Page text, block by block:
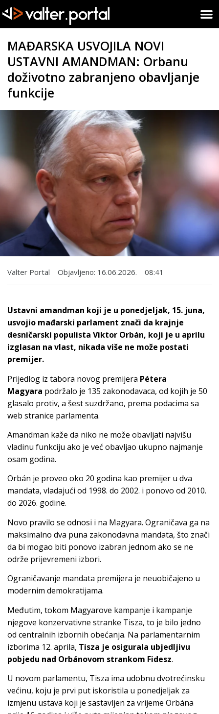
MAĐARSKA USVOJILA NOVI
USTAVNI AMANDMAN: Orbanu
doživotno zabranjeno obavljanje
funkcije
Valter Portal Objavljeno: 16.06.2026. 08:41
Ustavni amandman koji je u ponedjeljak, 15. juna,
usvojio mađarski parlament znači da krajnje
desničarski populista Viktor Orbán, koji je u aprilu
izglasan na vlast, nikada više ne može postati
premijer.
Prijedlog iz tabora novog premijera Pétera
Magyara podržalo je 135 zakonodavaca, od kojih je 50
glasalo protiv, a šest suzdržano, prema podacima sa
web stranice parlamenta.
Amandman kaže da niko ne može obavljati najvišu
vladinu funkciju ako je već obavljao ukupno najmanje
osam godina.
Orbán je proveo oko 20 godina kao premijer u dva
mandata, vladajući od 1998. do 2002. i ponovo od 2010.
do 2026. godine.
Novo pravilo se odnosi i na Magyara. Ograničava ga na
maksimalno dva puna zakonodavna mandata, što znači
da bi mogao biti ponovo izabran jednom ako se ne
održe prijevremeni izbori.
Ograničavanje mandata premijera je neuobičajeno u
modernim demokratijama.
Međutim, tokom Magyarove kampanje i kampanje
njegove konzervativne stranke Tisza, to je bilo jedno
od centralnih izbornih obećanja. Na parlamentarnim
izborima 12. aprila, Tisza je osigurala ubjedljivu
pobjedu nad Orbánovom strankom Fidesz.
U novom parlamentu, Tisza ima udobnu dvotrećinsku
većinu, koju je prvi put iskoristila u ponedjeljak za
izmjenu ustava koji je sastavljen za vrijeme Orbána